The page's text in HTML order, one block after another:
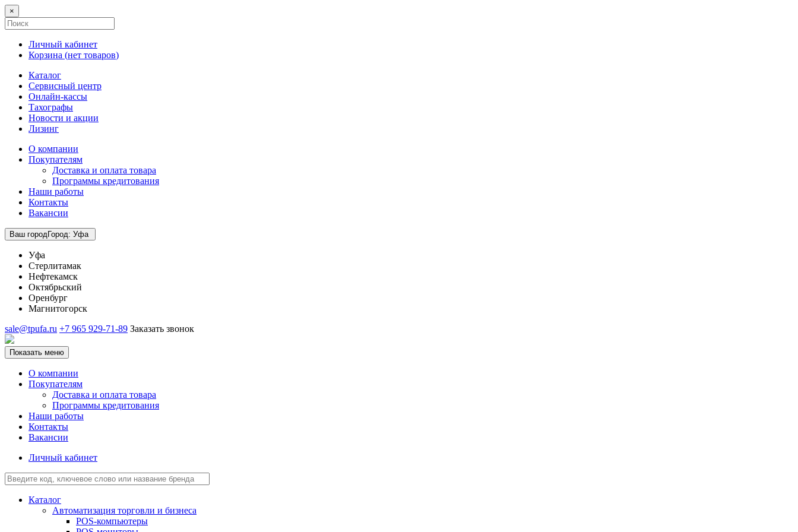
×
Личный кабинет
Корзина (нет товаров)
Каталог
Сервисный центр
Онлайн-кассы
Тахографы
Новости и акции
Лизинг
О компании
Покупателям
Доставка и оплата товара
Программы кредитования
Наши работы
Контакты
Вакансии
Ваш городГород: Уфа
Уфа
Стерлитамак
Нефтекамск
Октябрьский
Оренбург
Магнитогорск
sale@tpufa.ru +7 965 929-71-89 Заказать звонок
Показать меню
О компании
Покупателям
Доставка и оплата товара
Программы кредитования
Наши работы
Контакты
Вакансии
Личный кабинет
Каталог
Автоматизация торговли и бизнеса
POS-компьютеры